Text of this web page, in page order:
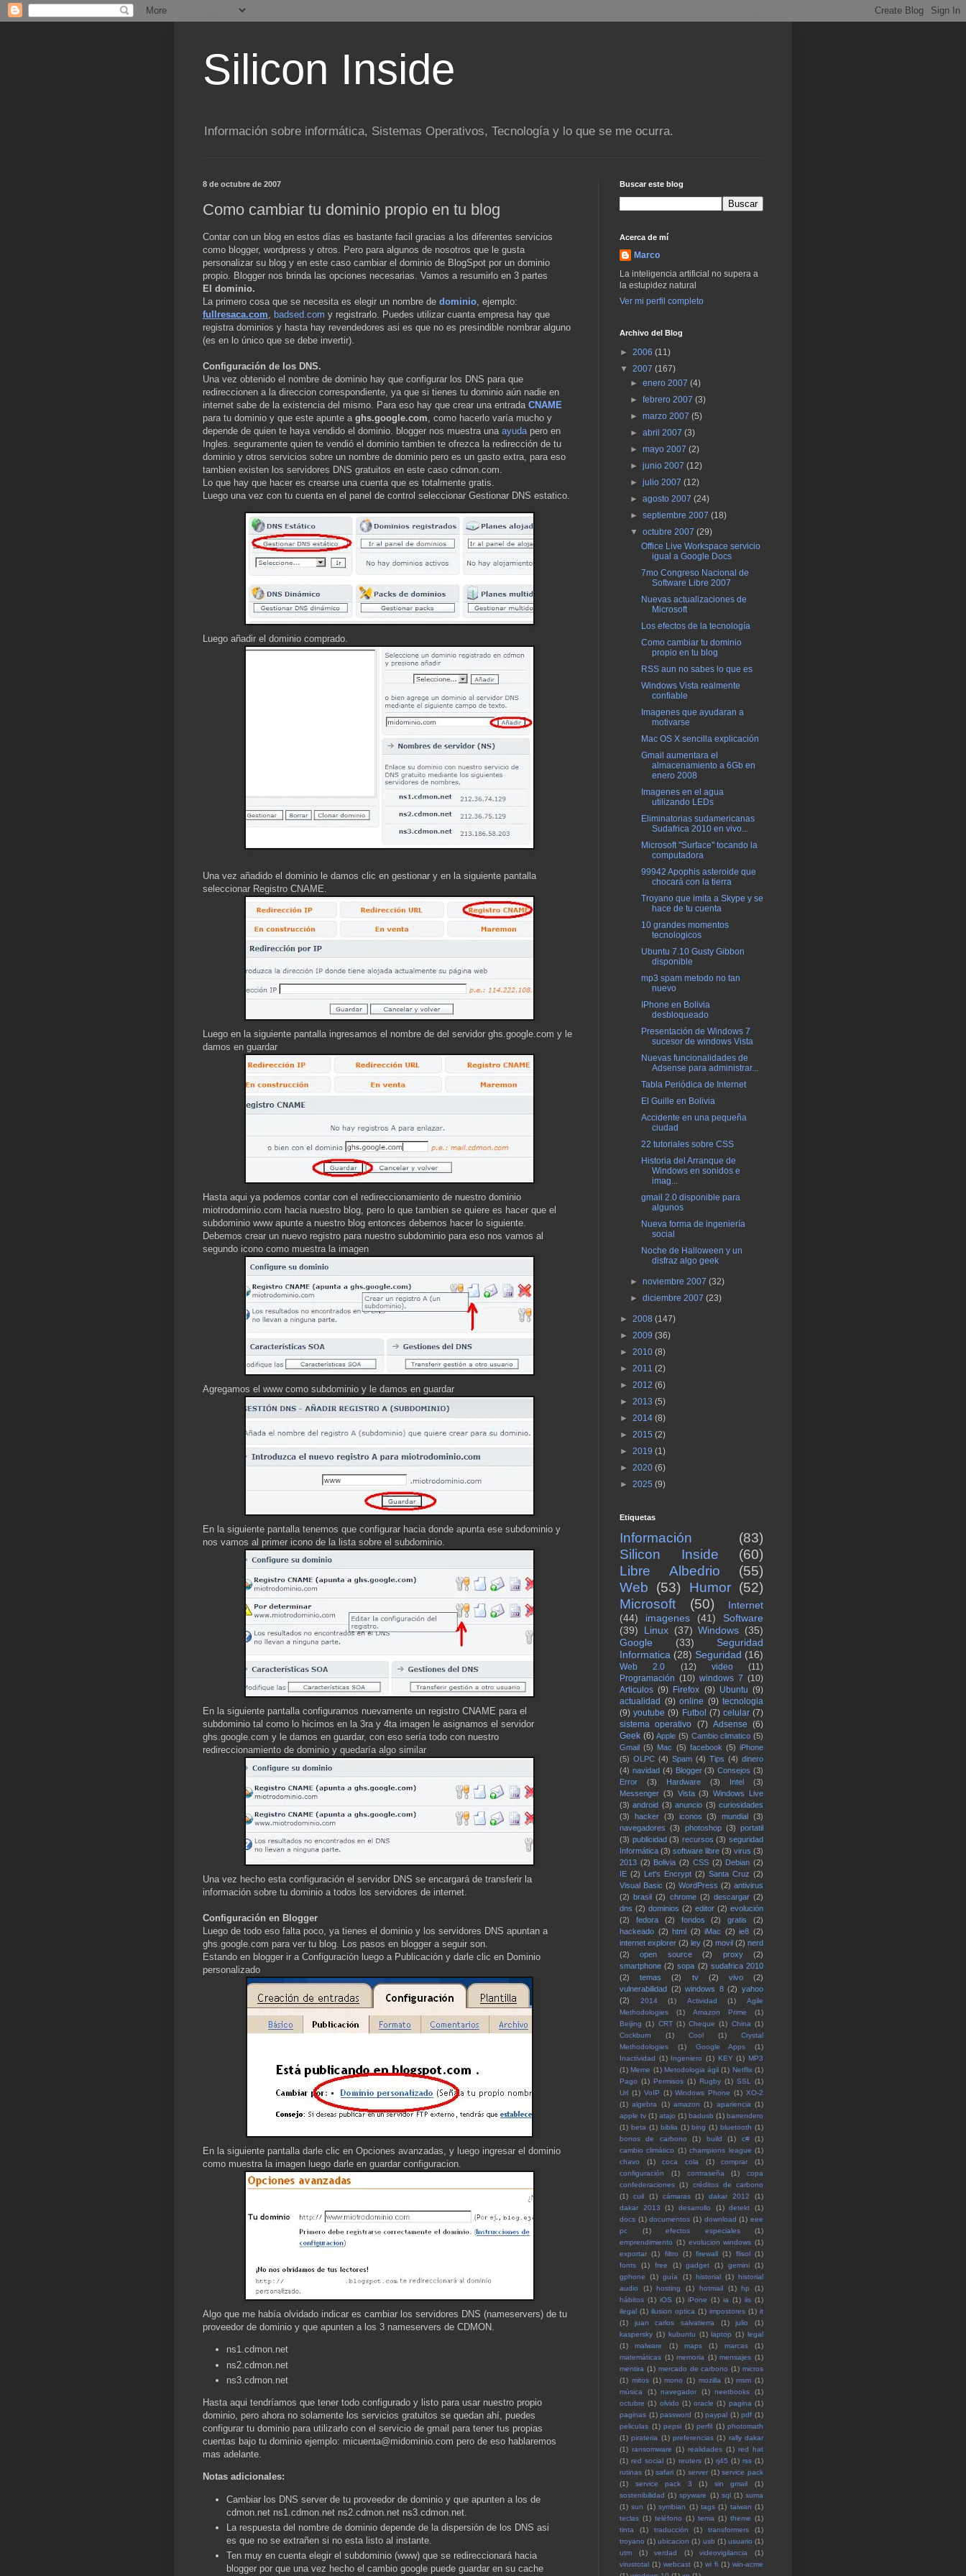
Silicon Inside
Información sobre informática, Sistemas Operativos, Tecnología y lo que se me ocurra.
8 de octubre de 2007
Como cambiar tu dominio propio en tu blog
Contar con un blog en estos días es bastante facil gracias a los diferentes servicios
como blogger, wordpress y otros. Pero para algunos de nosotros que le gusta
personalizar su blog y en este caso cambiar el dominio de BlogSpot por un dominio
propio. Blogger nos brinda las opciones necesarias. Vamos a resumirlo en 3 partes
El dominio.
La primero cosa que se necesita es elegir un nombre de dominio, ejemplo:
fullresaca.com, badsed.com y registrarlo. Puedes utilizar cuanta empresa hay que
registra dominios y hasta hay revendedores asi es que no es presindible nombrar alguno
(es en lo único que se debe invertir).
Configuración de los DNS.
Una vez obtenido el nombre de dominio hay que configurar los DNS para que
redireccionen a la direccion correspondiente, ya que si tienes tu dominio aún nadie en
internet sabe de la existencia del mismo. Para eso hay que crear una entrada CNAME
para tu dominio y que este apunte a ghs.google.com, como hacerlo varía mucho y
depende de quien te haya vendido el dominio. blogger nos muestra una ayudapero en
Ingles. seguramente quien te vendió el dominio tambien te ofrezca la redirección de tu
dominio y otros servicios sobre un nombre de dominio pero es un gasto extra, para eso
tambien existen los servidores DNS gratuitos en este caso cdmon.com.
Lo que hay que hacer es crearse una cuenta que es totalmente gratis.
Luego una vez con tu cuenta en el panel de control seleccionar Gestionar DNS estatico.
Luego añadir el dominio comprado.
Una vez añadido el dominio le damos clic en gestionar y en la siguiente pantalla
seleccionar Registro CNAME.
Luego en la siguiente pantalla ingresamos el nombre de del servidor ghs.google.com y le
damos en guardar
Hasta aqui ya podemos contar con el redireccionamiento de nuestro dominio
miotrodominio.com hacia nuestro blog, pero lo que tambien se quiere es hacer que el
subdominio www apunte a nuestro blog entonces debemos hacer lo siguiente.
Debemos crear un nuevo registro para nuestro subdominio para eso nos vamos al
segundo icono como muestra la imagen
Agregamos el www como subdominio y le damos en guardar
En la siguiente pantalla tenemos que configurar hacia donde apunta ese subdominio y
nos vamos al primer icono de la lista sobre el subdominio.
En la siguiente pantalla configuramos nuevamente un registro CNAME para el
subdominio tal como lo hicimos en la 3ra y 4ta imagen le asignamos el servidor
ghs.google.com y le damos en guardar, con eso sería todo con nuestro
redireccionamiento de dominio y quedaría algo similar
Una vez hecho esta configuración el servidor DNS se encargará de transferir la
información sobre tu dominio a todos los servidores de internet.
Configuración en Blogger
Luego de todo eso falta poco, ya tienes el dominio y los servidores DNS apuntan a
ghs.google.com para ver tu blog. Los pasos en blogger a seguir son.
Estando en blogger ir a Configuración luego a Publicación y darle clic en Dominio
personalizado
En la siguiente pantalla darle clic en Opciones avanzadas, y luego ingresar el dominio
como muestra la imagen luego darle en guardar configuracion.
Algo que me había olvidado indicar es cambiar los servidores DNS (nameservers) de tu
proveedor de dominio y que apunten a los 3 nameservers de CDMON.
ns1.cdmon.net
ns2.cdmon.net
ns3.cdmon.net
Hasta aqui tendríamos que tener todo configurado y listo para usar nuestro propio
dominio, pero ahora no solamente los servicios gratuitos se quedan ahí, puedes
configurar tu dominio para utilizarlo con el servicio de gmail para tener tus propias
cuentas bajo tu dominio ejemplo: micuenta@midominio.com pero de eso hablaremos
mas adelante.
Notas adicionales:
Cambiar los DNS server de tu proveedor de dominio y que apunten a los de
cdmon.net ns1.cdmon.net ns2.cdmon.net ns3.cdmon.net.
La respuesta del nombre de dominio depende de la dispersión de los DNS asi
es que no se extrañen si no esta listo al instante.
Ten muy en cuenta elegir el subdominio (www) que se redireccionará hacia
blogger por que una vez hecho el cambio google puede guardar en su cache
Buscar este blog
Acerca de mí
Marco
La inteligencia artificial no supera a
la estupidez natural
Ver mi perfil completo
Archivo del Blog
► 2006 (11)
▼ 2007 (167)
►enero 2007(4)
►febrero 2007(3)
►marzo 2007(5)
►abril 2007(3)
►mayo 2007(2)
►junio 2007(12)
►julio 2007(12)
►agosto 2007(24)
►septiembre 2007(18)
▼octubre 2007(29)
Office Live Workspace servicio
igual a Google Docs
7mo Congreso Nacional de
Software Libre 2007
Nuevas actualizaciones de
Microsoft
Los efectos de la tecnología
Como cambiar tu dominio
propio en tu blog
RSS aun no sabes lo que es
Windows Vista realmente
confiable
Imagenes que ayudaran a
motivarse
Mac OS X sencilla explicación
Gmail aumentara el
almacenamiento a 6Gb en
enero 2008
Imagenes en el agua
utilizando LEDs
Eliminatorias sudamericanas
Sudafrica 2010 en vivo...
Microsoft "Surface" tocando la
computadora
99942 Apophis asteroide que
chocará con la tierra
Troyano que imita a Skype y se
hace de tu cuenta
10 grandes momentos
tecnologicos
Ubuntu 7.10 Gusty Gibbon
disponible
mp3 spam metodo no tan
nuevo
IPhone en Bolivia
desbloqueado
Presentación de Windows 7
sucesor de windows Vista
Nuevas funcionalidades de
Adsense para administrar...
Tabla Periódica de Internet
El Guille en Bolivia
Accidente en una pequeña
ciudad
22 tutoriales sobre CSS
Historia del Arranque de
Windows en sonidos e
imag...
gmail 2.0 disponible para
algunos
Nueva forma de ingeniería
social
Noche de Halloween y un
disfraz algo geek
►noviembre 2007(32)
►diciembre 2007(23)
► 2008 (147)
► 2009 (36)
► 2010 (8)
► 2011 (2)
► 2012 (6)
► 2013 (5)
► 2014 (8)
► 2015 (2)
► 2019 (1)
► 2020 (6)
► 2025 (9)
Etiquetas
Información
(83)
Silicon Inside
(60)
Libre Albedrio
(55)
Web
(53) Humor (52)
Microsoft
(50)
Internet
(44)
imagenes (41)
Software
(39)
Linux (37) Windows (35)
Google
(33)
Seguridad
Informatica (28) Seguridad (16)
Web 2.0 (12) video
(11)
Programación (10) windows 7 (10)
Articulos (9) Firefox (9) Ubuntu (9)
actualidad (9) online (9) tecnologia
(9) youtube (9) Futbol (7) celular (7)
sistema operativo (7) Adsense (6)
Geek (6) Apple (5) Cambio climatico (5)
Gmail (5) Mac (5) facebook (5) iPhone
(5) OLPC (4) Spam (4) Tips (4) dinero
(4) navidad (4) Blogger (3) Consejos (3)
Error
(3) Hardware (3) Intel
(3)
Messenger (3) Vista (3)
Windows Live
(3) android (3) anuncio (3) curiosidades
(3)
hacker (3) iconos (3) mundial
(3)
navegadores
(3) photoshop (3) portatil
(3) publicidad (3) recursos (3) seguridad
Informática (3) software libre (3) virus (3)
2013 (2) Bolivia (2) CSS (2) Debian (2)
IE (2) Let's Encrypt (2) Santa Cruz (2)
Visual Basic (2) WordPress (2) antivirus
(2) brasil (2) chrome (2) descargar (2)
dns (2) dominios (2) editor (2) evolución
(2)
fedora (2) fondos (2) gratis
(2)
hackeado (2) html (2) iMac (2) ie8 (2)
internet explorer (2) ley (2) movil (2) nerd
(2)
open source (2) proxy
(2)
smartphone (2) sopa (2) sudafrica 2010
(2)
temas (2) tv (2) vivo
(2)
vulnerabilidad (2) windows 8 (2) yahoo
(2)
2014 (1) Actividad (1)
Agile
Methodologies
(1) Amazon Prime
(1)
Beijing (1) CRT (1) Cheque (1) China (1)
Cockburn
(1) Cool (1)
Crystal
Methodologies
(1) Google Apps
(1)
Inactividad
(1) Ingeniero (1) KEY (1) MP3
(1) Meme (1) Metodologia ágil (1) Netflix (1)
Pago (1) Permisos (1) Rugby (1) SSL (1)
Url
(1) VoIP (1) Windows Phone (1) XO-2
(1) algebra (1) amazon (1) apariencia (1)
apple tv (1) atajo (1) badusb (1) barrendero
(1) beta (1) biblia (1) bing (1) bluetooth (1)
bonos de carbono
(1) build (1) c#
(1)
cambio climático (1) champions league (1)
chavo
(1) coca cola (1) comprar
(1)
configuración
(1) contraseña (1)
copa
confederaciones (1)
créditos de carbono
(1)
cuil (1) cámaras (1) dakar 2012
(1)
dakar 2013
(1) desarrollo (1) detekt
(1)
docs (1) documentos (1) download (1) eee
pc
(1) efectos especiales
(1)
emprendimiento (1) evolucion windows (1)
exportar (1) filtro (1) firewall (1) flisol
(1)
fonts
(1) free (1) gadget (1) gemini
(1)
gphone
(1) guía (1) historial (1)
historial
audio
(1) hosting (1) hotmail (1) hp
(1)
hábitos (1) iOS (1) iPone (1) ia (1) iis (1)
ilegal (1) ilusion optica (1) impostores (1) it
(1)
juan carlos salvatierra (1) julio
(1)
kaspersky (1) kubuntu (1) laptop (1)
legal
(1)
malware (1) maps (1) marcas
(1)
matemáticas (1) memoria (1) mensajes (1)
mentira (1) mercado de carbono (1) micros
(1) mitos (1) mono (1) mozilla (1) msm (1)
música
(1) navegador (1) neetbooks
(1)
octubre (1) olvido (1) oracle (1) pagina (1)
paginas (1) password (1) paypal (1) pdf (1)
peliculas (1) pepsi (1) perfil (1) photomath
(1) pirateria (1) preferencias (1) rally dakar
(1) ransomware (1) realidades (1) red hat
(1) red social (1) reuters (1) rj45 (1) rss (1)
rutinas (1) safari (1) server (1) service pack
(1)
service pack 3 (1) sin gmail
(1)
sostenibilidad (1) spyware (1) sql (1) suma
(1) sun (1) symbian (1) tags (1) taiwan (1)
teclas (1) teléfono (1) tema (1) theme (1)
tinta
(1) traducción (1) transformers
(1)
troyano (1) ubicacion (1) usb (1) usuario (1)
utm
(1) verdad (1) videovigilancia
(1)
virustotal (1) webcast (1) wi fi (1) win-acme